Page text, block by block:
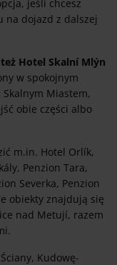
jeśli chcesz
na dojazd z dalszej
Hotel Skalní Mlýn
w spokojnym
Miastem,
obie części albo
m.in. Hotel Orlík,
Penzion Tara,
Severka, Penzion
obiekty znajdują się
nad Metují, razem
Kudowę-